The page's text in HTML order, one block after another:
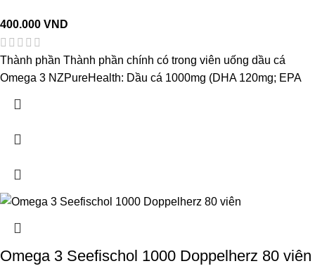
400.000VND
Thành phần Thành phần chính có trong viên uống dầu cá
Omega 3 NZPureHealth: Dầu cá 1000mg (DHA 120mg; EPA
Omega 3 Seefischol 1000 Doppelherz 80 viên